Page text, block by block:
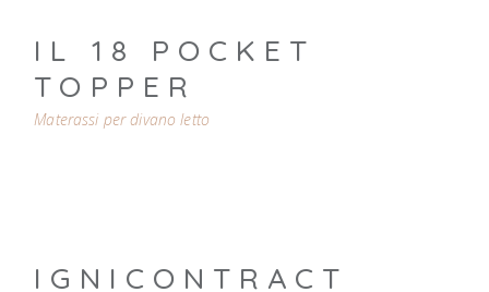
IL 18 POCKET
TOPPER
Materassi per divano letto
IGNICONTRACT